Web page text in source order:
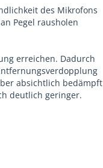
des Mikrofons
Pegel rausholen
erreichen. Dadurch
absichtlich bedämpft
deutlich geringer.